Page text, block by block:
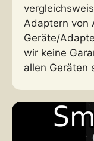
Adaptern von
Geräte/
wir keine
allen Geräten